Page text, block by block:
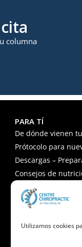
Utilizamos cookies
columna
PARA TÍ
De dónde vienen
Prótocolo para
Descargas –
Consejos de
Preguntas